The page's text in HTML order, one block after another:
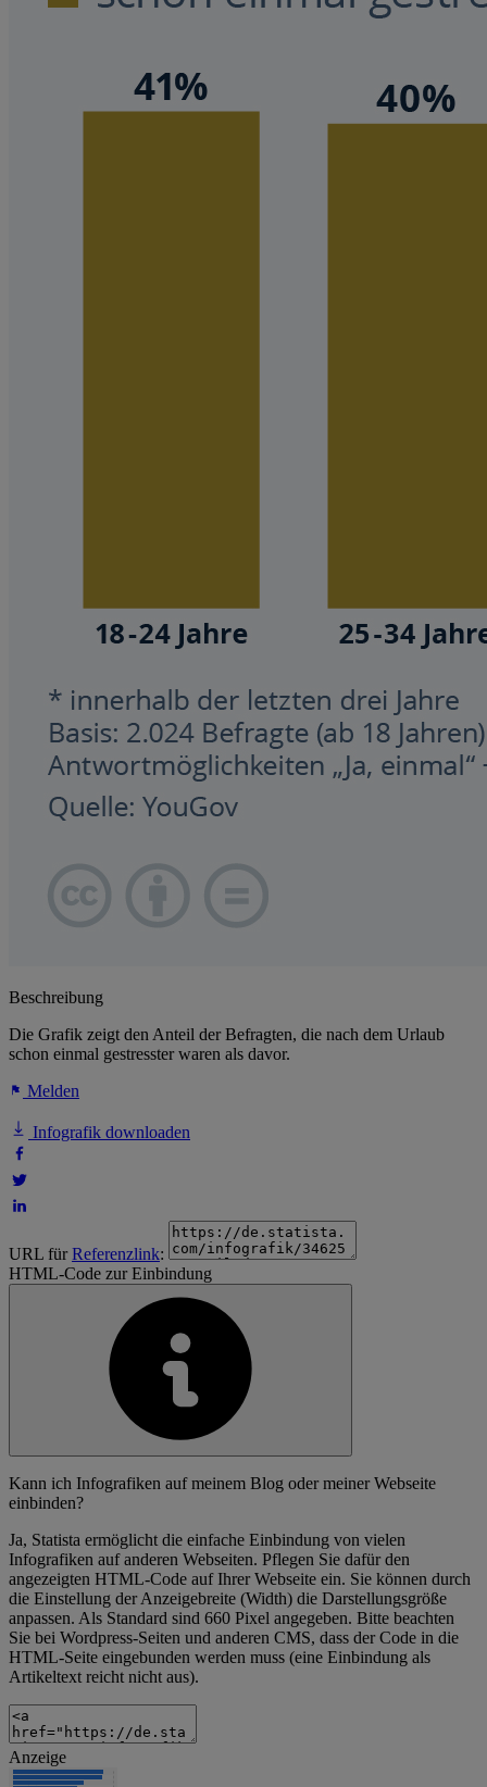
Beschreibung
Die Grafik zeigt den Anteil der Befragten, die nach dem Urlaub
schon einmal gestresster waren als davor.
Melden
Infografik downloaden
URL fürReferenzlink:
HTML-Code zur Einbindung
Kann ich Infografiken auf meinem Blog oder meiner Webseite
einbinden?
Ja, Statista ermöglicht die einfache Einbindung von vielen
Infografiken auf anderen Webseiten. Pflegen Sie dafür den
angezeigten HTML-Code auf Ihrer Webseite ein. Sie können durch
die Einstellung der Anzeigebreite (Width) die Darstellungsgröße
anpassen. Als Standard sind 660 Pixel angegeben. Bitte beachten
Sie bei Wordpress-Seiten und anderen CMS, dass der Code in die
HTML-Seite eingebunden werden muss (eine Einbindung als
Artikeltext reicht nicht aus).
Anzeige